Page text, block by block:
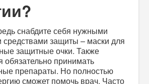
снабдите себя нужными
средствами защиты – маски для
защитные очки. Также
обязательно принимать
препараты. Но полностью
сможет помочь врач. Часто